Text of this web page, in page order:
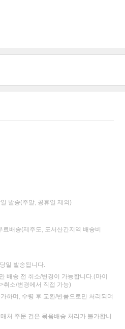
발송(주말, 공휴일 제외)
배송(제주도, 도서산간지역 배송비
일 발송됩니다.
배송 전 취소/변경이 가능합니다.(마이
취소/변경에서 직접 가능)
하며, 수령 후 교환/반품으로만 처리되며
처 주문 건은 묶음배송 처리가 불가합니